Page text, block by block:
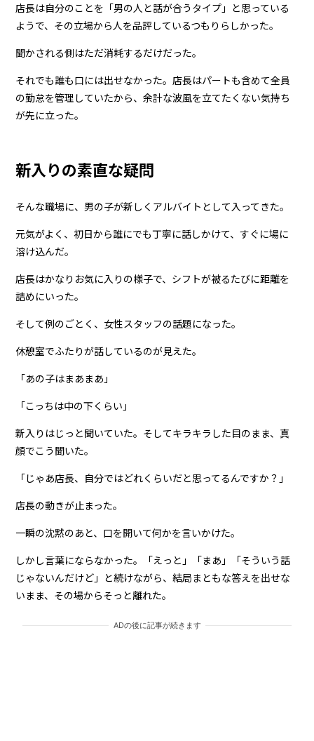
店長は自分のことを「男の人と話が合うタイプ」と思っている
ようで、その立場から人を品評しているつもりらしかった。
聞かされる側はただ消耗するだけだった。
それでも誰も口には出せなかった。店長はパートも含めて全員
の勤怠を管理していたから、余計な波風を立てたくない気持ち
が先に立った。
新入りの素直な疑問
そんな職場に、男の子が新しくアルバイトとして入ってきた。
元気がよく、初日から誰にでも丁寧に話しかけて、すぐに場に
溶け込んだ。
店長はかなりお気に入りの様子で、シフトが被るたびに距離を
詰めにいった。
そして例のごとく、女性スタッフの話題になった。
休憩室でふたりが話しているのが見えた。
「あの子はまあまあ」
「こっちは中の下くらい」
新入りはじっと聞いていた。そしてキラキラした目のまま、真
顔でこう聞いた。
「じゃあ店長、自分ではどれくらいだと思ってるんですか？」
店長の動きが止まった。
一瞬の沈黙のあと、口を開いて何かを言いかけた。
しかし言葉にならなかった。「えっと」「まあ」「そういう話
じゃないんだけど」と続けながら、結局まともな答えを出せな
いまま、その場からそっと離れた。
ADの後に記事が続きます